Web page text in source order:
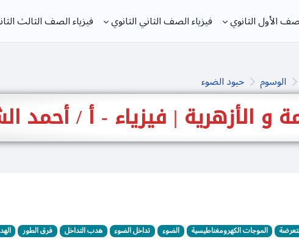
الأول الثانوي فيزياء الصف الثاني الثانوي فيزياء الصف الثالث
الوسوم حيود الضوء
و الأزهرية | فيزياء - أ /
الموجات الكهرومغناطيسية الضوء تداخل الضوء هدب التداخل فرق الطور